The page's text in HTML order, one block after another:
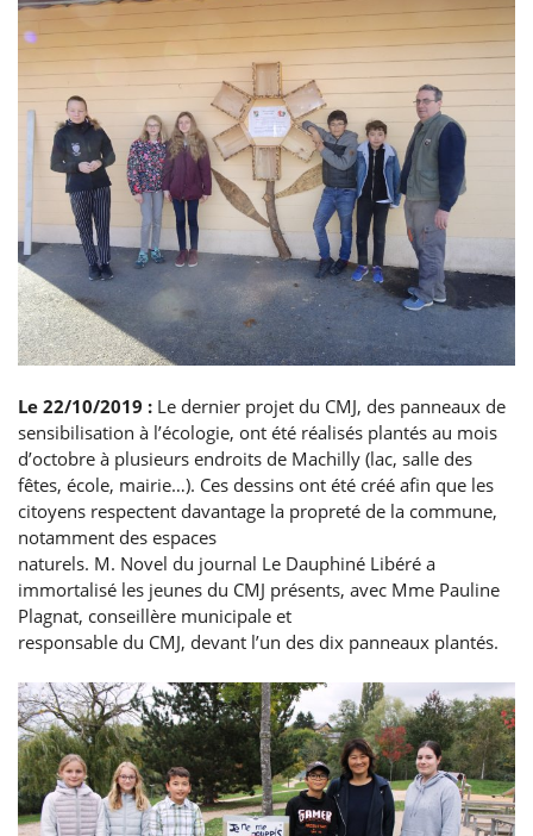
Le 22/10/2019 : Le dernier projet du CMJ, des panneaux de
sensibilisation à l’écologie, ont été réalisés plantés au mois
d’octobre à plusieurs endroits de Machilly (lac, salle des
fêtes, école, mairie…). Ces dessins ont été créé afin que les
citoyens respectent davantage la propreté de la commune,
notamment des espaces
naturels. M. Novel du journal Le Dauphiné Libéré a
immortalisé les jeunes du CMJ présents, avec Mme Pauline
Plagnat, conseillère municipale et
responsable du CMJ, devant l’un des dix panneaux plantés.